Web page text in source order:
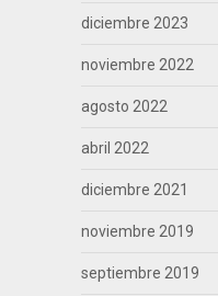
diciembre 2023
noviembre 2022
agosto 2022
abril 2022
diciembre 2021
noviembre 2019
septiembre 2019